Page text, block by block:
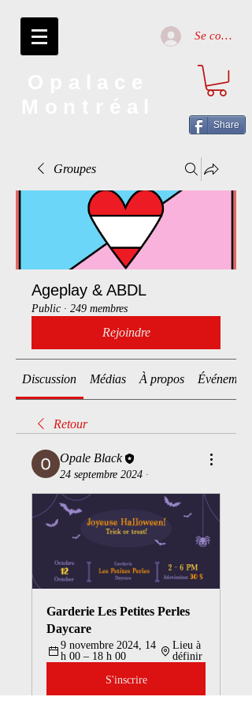
Se connecter
Share
Groupes
Ageplay & ABDL
Public · 249 membres
Rejoindre
Discussion Médias À propos Événements
Retour
Opale Black
24 septembre 2024 ·
Garderie Les Petites Perles
Daycare
9 novembre 2024, 14
h 00 – 18 h 00
Lieu à
définir
S'inscrire